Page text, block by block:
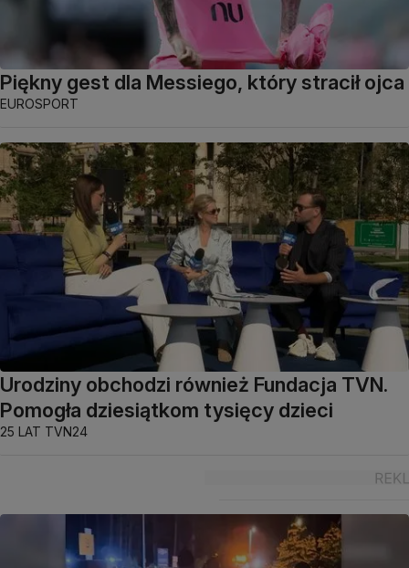
Piękny gest dla Messiego, który stracił ojca
EUROSPORT
Urodziny obchodzi również Fundacja TVN.
Pomogła dziesiątkom tysięcy dzieci
25 LAT TVN24